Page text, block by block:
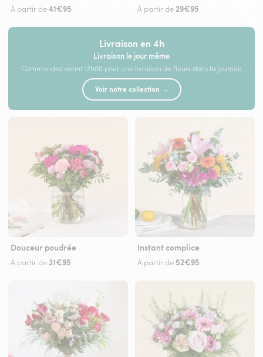
À partir de41€95 À partir de 29€95
Livraison en 4h
Livraison le jour même
Commandez avant 17h00 pour une livraison de fleurs dans la journée
Voir notre collection →
Douceur poudrée
À partir de 31€95
Instant complice
À partir de 52€95